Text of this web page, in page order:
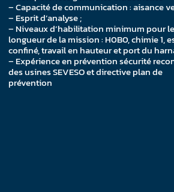
– Capacité de communication : aisance
– Esprit d’analyse ;
– Niveaux d’habilitation minimum pour
longueur de la mission : H0B0, chimie 1,
confiné, travail en hauteur et port du
– Expérience en prévention sécurité
des usines SEVESO et directive plan de
prévention